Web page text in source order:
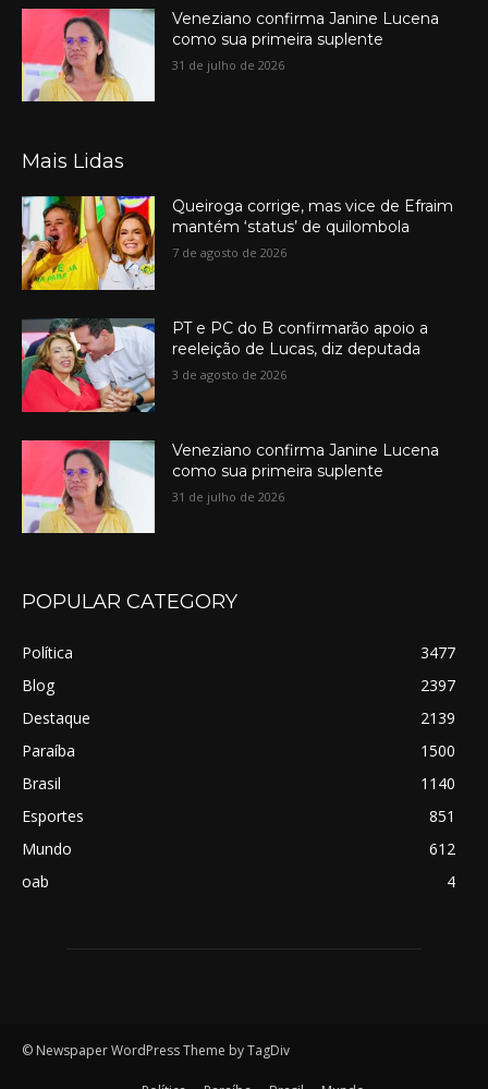
Veneziano confirma Janine Lucena
como sua primeira suplente
31 de julho de 2026
Mais Lidas
Queiroga corrige, mas vice de Efraim
mantém ‘status’ de quilombola
7 de agosto de 2026
PT e PC do B confirmarão apoio a
reeleição de Lucas, diz deputada
3 de agosto de 2026
Veneziano confirma Janine Lucena
como sua primeira suplente
31 de julho de 2026
POPULAR CATEGORY
Política
3477
Blog
2397
Destaque
2139
Paraíba
1500
Brasil
1140
Esportes
851
Mundo
612
oab
4
© Newspaper WordPress Theme by TagDiv